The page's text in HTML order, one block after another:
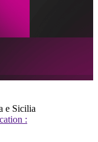
e Sicilia
: